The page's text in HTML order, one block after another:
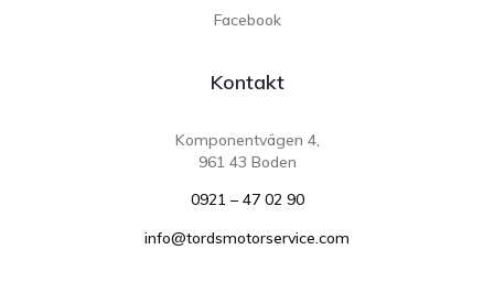
Facebook
Kontakt
Komponentvägen 4,
961 43 Boden
0921 – 47 02 90
info@tordsmotorservice.com